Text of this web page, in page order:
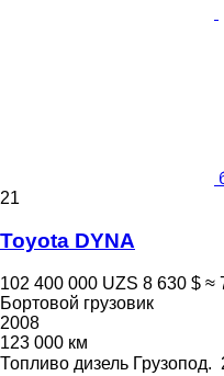
21
Toyota DYNA
102 400 000 UZS 8 630 $ ≈
Бортовой грузовик
2008
123 000 км
Топливо дизель Грузопод.